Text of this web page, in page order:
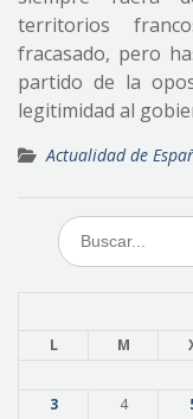
territorios
fracasado, pero
partido de la
legitimidad al
Actualidad de
Buscar:
L M
3
4